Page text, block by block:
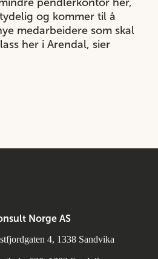
og kommer til å
medarbeidere som skal
her i Arendal, sier
Norge AS
4, 1338 Sandvika